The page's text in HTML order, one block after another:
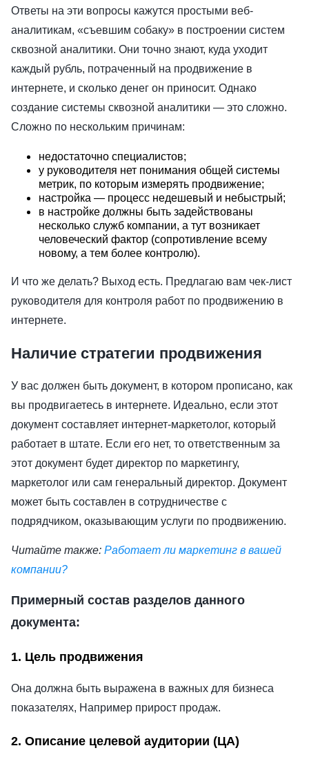
Ответы на эти вопросы кажутся простыми веб-
аналитикам, «съевшим собаку» в построении систем
сквозной аналитики. Они точно знают, куда уходит
каждый рубль, потраченный на продвижение в
интернете, и сколько денег он приносит. Однако
создание системы сквозной аналитики — это сложно.
Сложно по нескольким причинам:
недостаточно специалистов;
у руководителя нет понимания общей системы
метрик, по которым измерять продвижение;
настройка — процесс недешевый и небыстрый;
в настройке должны быть задействованы
несколько служб компании, а тут возникает
человеческий фактор (сопротивление всему
новому, а тем более контролю).
И что же делать? Выход есть. Предлагаю вам чек-лист
руководителя для контроля работ по продвижению в
интернете.
Наличие стратегии продвижения
У вас должен быть документ, в котором прописано, как
вы продвигаетесь в интернете. Идеально, если этот
документ составляет интернет-маркетолог, который
работает в штате. Если его нет, то ответственным за
этот документ будет директор по маркетингу,
маркетолог или сам генеральный директор. Документ
может быть составлен в сотрудничестве с
подрядчиком, оказывающим услуги по продвижению.
Читайте также: Работает ли маркетинг в вашей
компании?
Примерный состав разделов данного
документа:
1. Цель продвижения
Она должна быть выражена в важных для бизнеса
показателях, Например прирост продаж.
2. Описание целевой аудитории (ЦА)